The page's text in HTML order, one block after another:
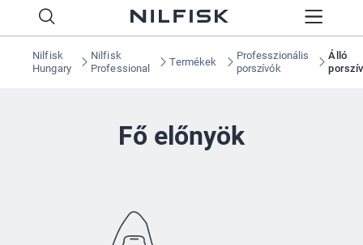
Nilfisk
Hungary
Nilfisk
Professional
Termékek
Professzionális
porszívók
Álló
Fő előnyök